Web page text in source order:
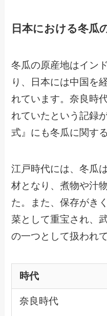
日本における冬瓜
冬瓜の原産地はイン
り、日本には中国を
れています。奈良時
れていたという記録
式』にも冬瓜に関す
江戸時代には、冬瓜
材となり、煮物や汁
た。また、保存がき
菜として重宝され、
の一つとして扱われ
時代
奈良時代